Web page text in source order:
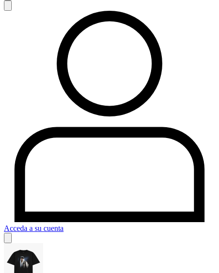
Acceda a su cuenta